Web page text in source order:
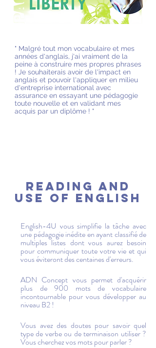
" Malgré tout mon vocabulaire et mes
années d'anglais, j'ai vraiment de la
peine à construire mes propres phrases
! Je souhaiterais avoir de l'impact en
anglais et pouvoir l'appliquer en milieu
d'entreprise international avec
assurance en essayant une pédagogie
toute nouvelle et en validant mes
acquis par un diplôme ! "
READING AND
USE of ENGLISH
English-4U vous simplifie la tâche avec
une pédagogie inédite en ayant classifié de
multiples listes dont vous aurez besoin
pour communiquer toute votre vie et qui
vous éviteront des centaines d'erreurs.
ADN Concept vous permet d'acquérir
plus de 900 mots de vocabulaire
incontournable pour vous développer au
niveau B2 !
Vous avez des doutes pour savoir quel
type de verbe ou de terminaison utiliser ?
Vous cherchez vos mots pour parler ?